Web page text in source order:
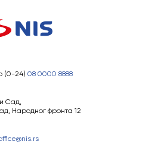
(0-24) 08 0000 8888
Сад,
Народног фронта 12